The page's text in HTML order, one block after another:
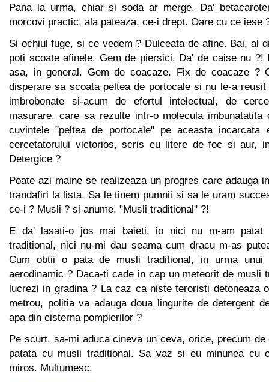
Pana la urma, chiar si soda ar merge. Da'
morcovi practic, ala pateaza, ce-i drept. Oare cu ce iese
Si ochiul fuge, si ce vedem ? Dulceata de afine. Bai, al
poti scoate afinele. Gem de piersici. Da' de caise nu ?!
asa, in general. Gem de coacaze. Fix de coacaze ?
disperare sa scoata peltea de portocale si nu le-a
imbrobonate si-acum de efortul intelectual, de
masurare, care sa rezulte intr-o molecula imbunatatita
cuvintele "peltea de portocale" pe aceasta incarcata
cercetatorului victorios, scris cu litere de foc si aur,
Detergice ?
Poate azi maine se realizeaza un progres care adauga
trandafiri la lista. Sa le tinem pumnii si sa le uram
ce-i ? Musli ? si anume, "Musli traditional" ?!
E da' lasati-o jos mai baieti, io nici nu m-am patat
traditional, nici nu-mi dau seama cum dracu m-as
Cum obtii o pata de musli traditional, in urma unui
aerodinamic ? Daca-ti cade in cap un meteorit de musli
lucrezi in gradina ? La caz ca niste teroristi detoneaza
metrou, politia va adauga doua lingurite de detergent
apa din cisterna pompierilor ?
Pe scurt, sa-mi aduca cineva un ceva, orice, precum de
patata cu musli traditional. Sa vaz si eu minunea cu
miros. Multumesc.